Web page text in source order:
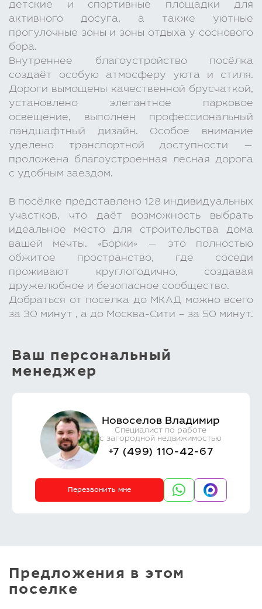
детские и спортивные площадки для
активного досуга, а также уютные
прогулочные зоны и зоны отдыха у соснового
бора.
Внутреннее благоустройство посёлка
создаёт особую атмосферу уюта и стиля.
Дороги вымощены качественной брусчаткой,
установлено элегантное парковое
освещение, выполнен профессиональный
ландшафтный дизайн. Особое внимание
уделено транспортной доступности —
проложена благоустроенная лесная дорога
с удобным заездом.
В посёлке представлено 128 индивидуальных
участков, что даёт возможность выбрать
идеальное место для строительства дома
вашей мечты. «Борки» — это полностью
обжитое пространство, где соседи
проживают круглогодично, создавая
дружелюбное и безопасное сообщество.
Добраться от поселка до МКАД можно всего
за 30 минут , а до Москва-Сити – за 50 минут.
Ваш персональный
менеджер
Новоселов Владимир
Специалист по работе
с загородной недвижимостью
+7 (499) 110-42-67
Перезвонить мне
Предложения в этом
поселке